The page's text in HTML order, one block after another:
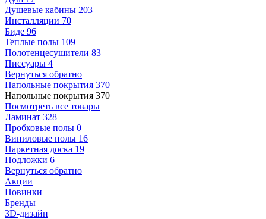
Душевые кабины 203
Инсталляции 70
Биде 96
Теплые полы 109
Полотенцесушители 83
Писсуары 4
Вернуться обратно
Напольные покрытия 370
Напольные покрытия 370
Посмотреть все товары
Ламинат 328
Пробковые полы 0
Виниловые полы 16
Паркетная доска 19
Подложки 6
Вернуться обратно
Акции
Новинки
Бренды
3D-дизайн